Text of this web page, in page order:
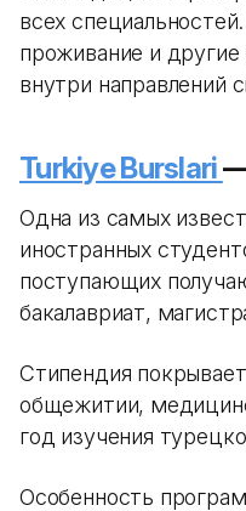
всех
проживание и
внутри направлений
Turkiye Burslari
Одна из самых
иностранных
поступающих
бакалавриат,
Стипендия
общежитии,
год изучения
Особенность